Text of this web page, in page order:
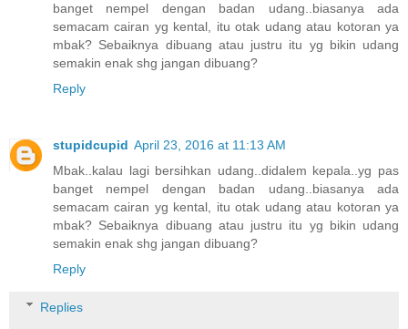
banget nempel dengan badan udang..biasanya ada
semacam cairan yg kental, itu otak udang atau kotoran ya
mbak? Sebaiknya dibuang atau justru itu yg bikin udang
semakin enak shg jangan dibuang?
Reply
stupidcupid April 23, 2016 at 11:13 AM
Mbak..kalau lagi bersihkan udang..didalem kepala..yg pas
banget nempel dengan badan udang..biasanya ada
semacam cairan yg kental, itu otak udang atau kotoran ya
mbak? Sebaiknya dibuang atau justru itu yg bikin udang
semakin enak shg jangan dibuang?
Reply
Replies